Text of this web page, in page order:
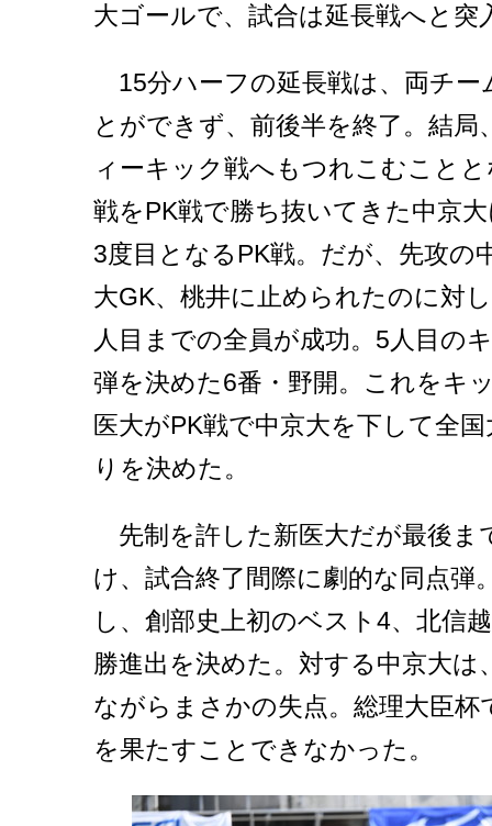
大ゴールで、試合は延長戦へと突
15分ハーフの延長戦は、両チー
とができず、前後半を終了。結
ィーキック戦へもつれこむこと
戦をPK戦で勝ち抜いてきた中京
3度目となるPK戦。だが、先攻の
大GK、桃井に止められたのに対
人目までの全員が成功。5人目の
弾を決めた6番・野開。これをキ
医大がPK戦で中京大を下して全
りを決めた。
先制を許した新医大だが最後ま
け、試合終了間際に劇的な同点弾
し、創部史上初のベスト4、北信
勝進出を決めた。対する中京大は
ながらまさかの失点。総理大臣杯
を果たすことできなかった。